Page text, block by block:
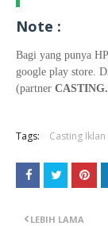
Note :
Bagi yang punya
google play store.
(partner
Tags: Casting Iklan
LEBIH LAMA